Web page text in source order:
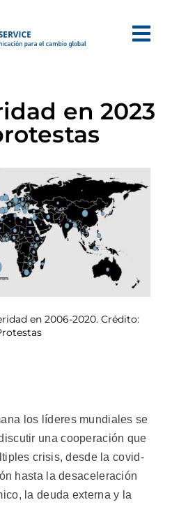
en 2023
en 2006-2020. Crédito:
los líderes mundiales se
una cooperación que
crisis, desde la covid-
hasta la desaceleración
la deuda externa y la